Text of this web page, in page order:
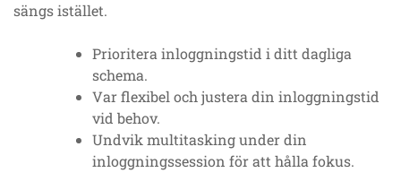
sängs istället.
Prioritera inloggningstid i ditt dagliga
schema.
Var flexibel och justera din inloggningstid
vid behov.
Undvik multitasking under din
inloggningssession för att hålla fokus.